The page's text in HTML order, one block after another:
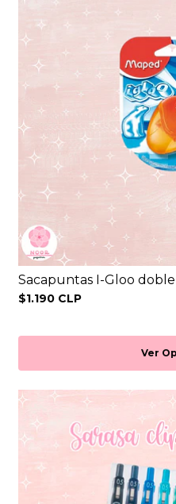
Sacapuntas I-Gloo
$1.190 CLP
Ver